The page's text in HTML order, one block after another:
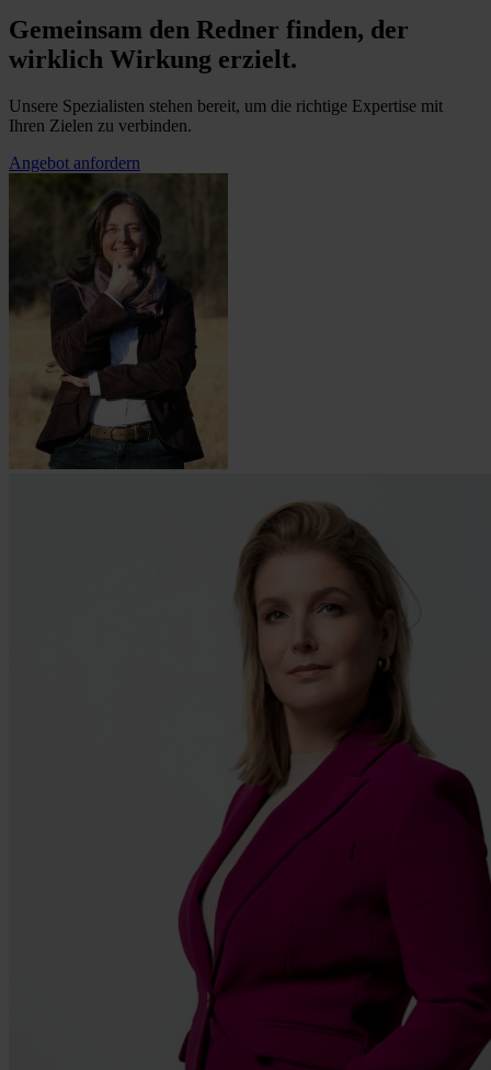
Gemeinsam den Redner finden, der
wirklich Wirkung erzielt.
Unsere Spezialisten stehen bereit, um die richtige Expertise mit
Ihren Zielen zu verbinden.
Angebot anfordern